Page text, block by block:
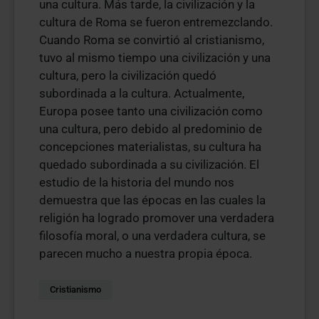
una cultura. Más tarde, la civilización y la
cultura de Roma se fueron entremezclando.
Cuando Roma se convirtió al cristianismo,
tuvo al mismo tiempo una civilización y una
cultura, pero la civilización quedó
subordinada a la cultura. Actualmente,
Europa posee tanto una civilización como
una cultura, pero debido al predominio de
concepciones materialistas, su cultura ha
quedado subordinada a su civilización. El
estudio de la historia del mundo nos
demuestra que las épocas en las cuales la
religión ha logrado promover una verdadera
filosofía moral, o una verdadera cultura, se
parecen mucho a nuestra propia época.
Cristianismo